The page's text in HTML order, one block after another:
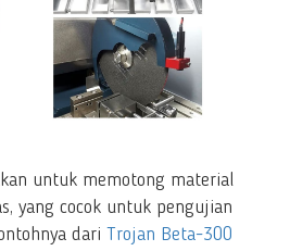
untuk memotong material
yang cocok untuk pengujian
dari Trojan Beta-300